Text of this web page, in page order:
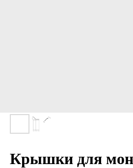
Крышки для